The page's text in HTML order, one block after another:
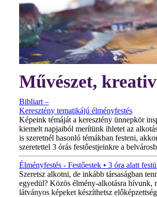
Művészet,
Bibliart –
Keresztény tematikájú élményfestés
Képeink témáját a keresztény ünnepkör
kiemelt napjaiból merítünk ihletet az
is szeretnél hasonló témákban festeni,
szeretettel 3 órás festőestjeinkre a
Élményfestés - Festőestek • 3 óra alatt
Szeretsz alkotni, de inkább társaságban
egyedül? Közös élmény-alkotásra hívunk,
látványos képeket készíthetsz